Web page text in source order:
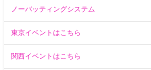
ノーバッティングシステム
東京イベントはこちら
関西イベントはこちら